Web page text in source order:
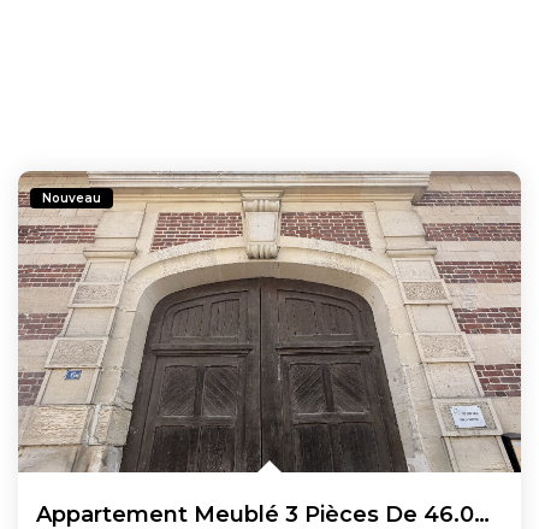
Nouveau
Appartement Meublé 3 Pièces De 46.07 M2 À Gouvieux !